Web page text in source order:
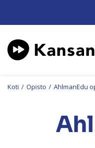
Koti / Opisto / AhlmanEdu